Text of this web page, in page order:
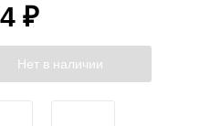
₽
Нет в наличии